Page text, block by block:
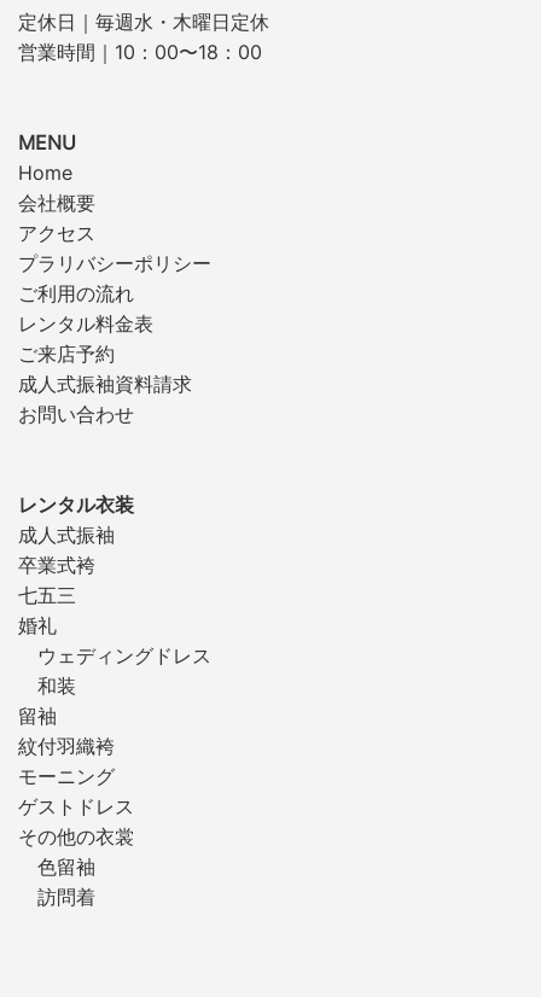
定休日｜毎週水・木曜日定休
営業時間｜10：00〜18：00
MENU
Home
会社概要
アクセス
プラリバシーポリシー
ご利用の流れ
レンタル料金表
ご来店予約
成人式振袖資料請求
お問い合わせ
レンタル衣装
成人式振袖
卒業式袴
七五三
婚礼
ウェディングドレス
和装
留袖
紋付羽織袴
モーニング
ゲストドレス
その他の衣裳
色留袖
訪問着